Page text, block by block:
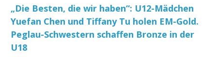
„Die Besten, die wir haben“: U12-Mädchen
Yuefan Chen und Tiffany Tu holen EM-Gold.
Peglau-Schwestern schaffen Bronze in der
U18